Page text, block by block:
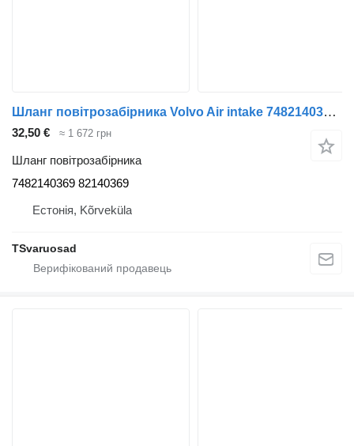
Шланг повітрозабірника Volvo Air intake 7482140369 до тягача Volvo FL240
32,50 € ≈ 1 672 грн
Шланг повітрозабірника
7482140369 82140369
Естонія, Kõrveküla
TSvaruosad